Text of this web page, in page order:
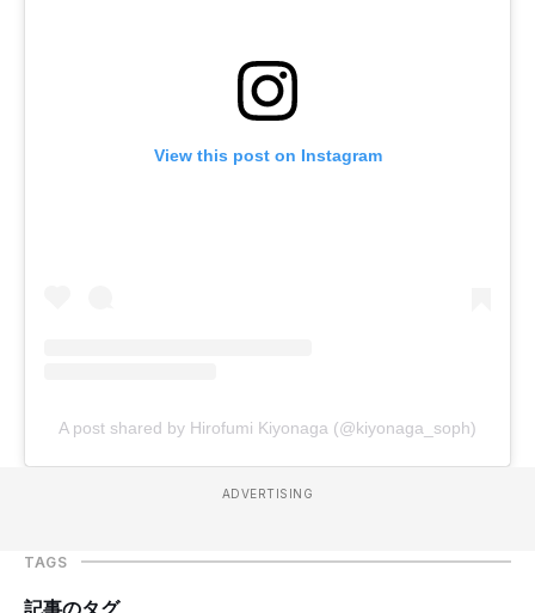
View this post on Instagram
A post shared by Hirofumi Kiyonaga (@kiyonaga_soph)
ADVERTISING
TAGS
記事のタグ